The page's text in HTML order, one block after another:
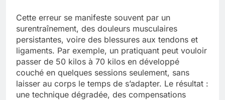
Cette erreur se manifeste souvent par un
surentraînement, des douleurs musculaires
persistantes, voire des blessures aux tendons et
ligaments. Par exemple, un pratiquant peut vouloir
passer de 50 kilos à 70 kilos en développé
couché en quelques sessions seulement, sans
laisser au corps le temps de s’adapter. Le résultat :
une technique dégradée, des compensations